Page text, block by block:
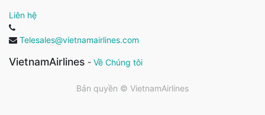
Liên hệ
Telesales@vietnamairlines.com
VietnamAirlines - Về Chúng tôi
Bản quyền © VietnamAirlines